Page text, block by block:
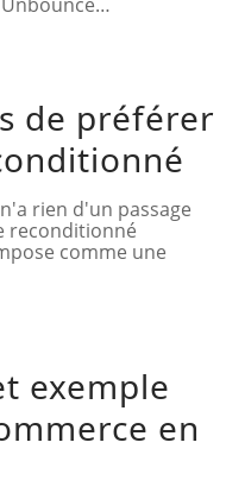
de préférer
rien d'un passage
reconditionné
comme une
exemple
en